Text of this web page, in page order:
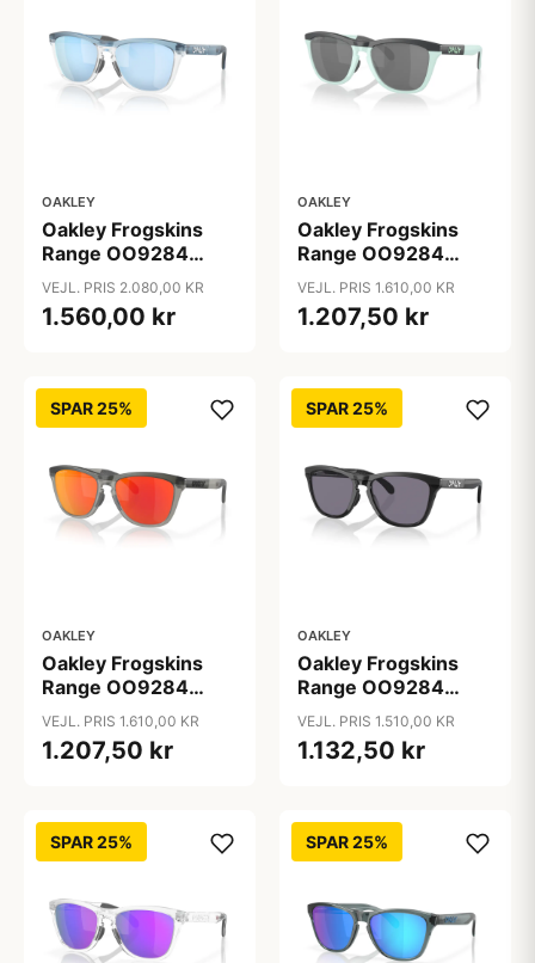
OAKLEY
Oakley Frogskins
Range OO9284
Solbriller - Runde
Blå Polariserede og
Spejlvendte Linser
VEJL. PRIS 2.080,00 KR
1.560,00 kr
OAKLEY
Oakley Frogskins
Range OO9284
Solbriller - Runde
Grå Spejlede Linser
VEJL. PRIS 1.610,00 KR
1.207,50 kr
SPAR 25%
OAKLEY
Oakley Frogskins
Range OO9284
Solbriller - Runde
Grå Spejlede Linser
VEJL. PRIS 1.610,00 KR
1.207,50 kr
SPAR 25%
OAKLEY
Oakley Frogskins
Range OO9284
Solbriller - Runde
Sort
VEJL. PRIS 1.510,00 KR
1.132,50 kr
SPAR 25% SPAR 25%